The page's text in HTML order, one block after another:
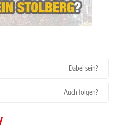
Dabei sein?
Auch folgen?